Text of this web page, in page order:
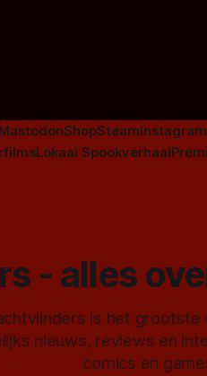
MastodonShopSteamInstagram
Lokaal Spookverhaal
- alles
is het grootste
nieuws, reviews en
comics en